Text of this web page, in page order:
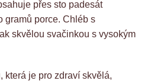
přes sto padesát
gramů porce. Chléb s
skvělou svačinkou s vysokým
která je pro zdraví skvělá,